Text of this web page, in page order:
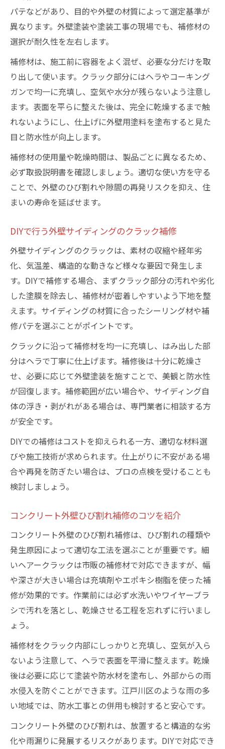
パテなどがあり、目的や外壁の材質によって選定基準が
異なります。外壁塗装や塗装工事の現場でも、補修材の
選択が耐久性を左右します。
補修材は、施工前に容器をよく混ぜ、必要な分だけを取
り出して使います。クラック部分にはヘラやコーキング
ガンで均一に充填し、空気や水分が残らないよう注意し
ます。表面を平らに整えた後は、完全に乾燥するまで触
れないようにし、仕上げに外壁用塗料を塗布すると見た
目と防水性が向上します。
補修材の使用量や乾燥時間は、製品ごとに異なるため、
必ず取扱説明書を確認しましょう。適切な使い方を守る
ことで、外壁のひび割れや隙間の再発リスクを抑え、住
まいの寿命を延ばせます。
DIYで行う外壁サイディングのクラック補修
外壁サイディングのクラックは、素材の収縮や経年劣
化、気温差、構造的な動きなど様々な要因で発生しま
す。DIYで補修する場合、まずクラック部分の汚れや劣化
した塗膜を除去し、補修材が密着しやすいよう下地を整
えます。サイディングの材質に合ったシーリング材や補
修パテを選ぶことがポイントです。
クラックに沿って補修材を均一に充填し、はみ出した部
分はヘラで丁寧に仕上げます。補修後は十分に乾燥さ
せ、必要に応じて外壁塗装を施すことで、美観と防水性
が回復します。補修範囲が広い場合や、サイディング自
体の浮き・剥がれがある場合は、専門業者に相談する方
が安全です。
DIYでの補修はコストを抑えられる一方、適切な材料選
びや施工技術が求められます。仕上がりに不安がある場
合や再発を防ぎたい場合は、プロの点検を受けることも
検討しましょう。
コンクリート外壁ひび割れ補修のコツを紹介
コンクリート外壁のひび割れ補修は、ひび割れの種類や
発生原因によって適切な工法を選ぶことが重要です。細
いヘアークラックは市販の補修材で対応できますが、幅
や深さが大きい場合は充填剤やエポキシ樹脂を使った補
修が効果的です。作業前には必ず水洗いやワイヤーブラ
シで汚れを落とし、乾燥させる工程を忘れずに行いまし
ょう。
補修材をクラック内部にしっかりと充填し、空気が入ら
ないよう注意して、ヘラで表面を平滑に整えます。乾燥
後は必要に応じて塗装や防水材を塗布し、外部からの雨
水侵入を防ぐことができます。江戸川区のような雨の多
い地域では、防水工事との併用も検討すると安心です。
コンクリート外壁のひび割れは、放置すると構造的な劣
化や雨漏りに発展するリスクがあります。DIYで対応でき